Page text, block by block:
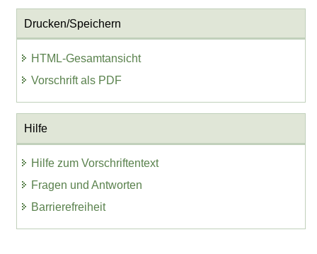
Drucken/Speichern
HTML-Gesamtansicht
Vorschrift als PDF
Hilfe
Hilfe zum Vorschriftentext
Fragen und Antworten
Barrierefreiheit